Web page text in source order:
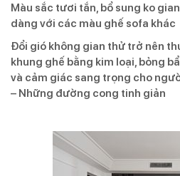
Màu sắc tươi tắn, bổ sung ko
dàng với các màu ghế sofa khác
Đổi gió không gian thử trở nên
khung ghế bằng kim loại, bỏng
và cảm giác sang trọng cho
– Những đường cong tinh giản